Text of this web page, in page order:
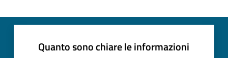
Quanto sono chiare le informazioni